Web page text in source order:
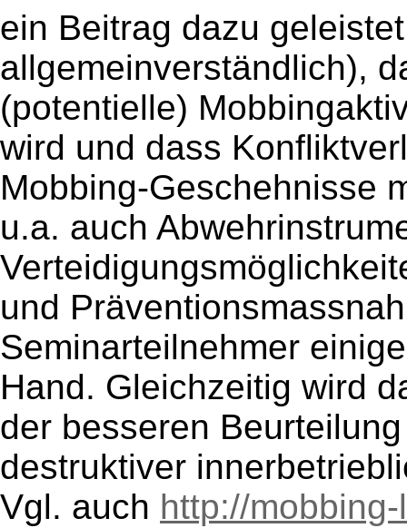
ein Beitrag dazu
allgemeinverständlich),
(potentielle)
wird und dass
Mobbing-Geschehnisse
u.a. auch
und
Seminarteilnehmer
Hand. Gleichzeitig wird
der besseren
destruktiver
Vgl. auch http://